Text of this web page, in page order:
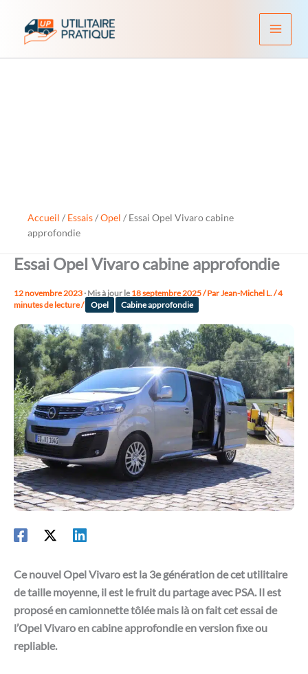
contenu
Accueil / Essais/Opel / Essai Opel Vivaro cabine
approfondie
Essai Opel Vivaro cabine approfondie
12 novembre 2023 · Mis à jour le 18 septembre 2025/ ParJean-Michel L./4
minutes de lecture/ Opel Cabine approfondie
Ce nouvel Opel Vivaro est la 3e génération de cet utilitaire
de taille moyenne, il est le fruit du partage avec PSA. Il est
proposé en camionnette tôlée mais là on fait cet essai de
l’Opel Vivaro en cabine approfondie en version fixe ou
repliable.